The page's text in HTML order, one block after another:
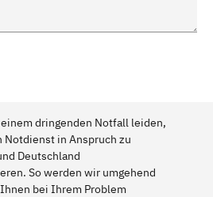
dringenden Notfall leiden,
in Anspruch zu
Deutschland
So werden wir umgehend
bei Ihrem Problem